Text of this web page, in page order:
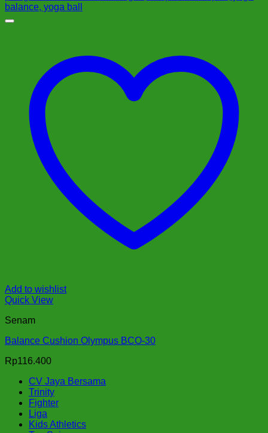
Add to wishlist
Quick View
Senam
Balance Cushion Olympus BCO-30
Rp116.400
CV Jaya Bersama
Trinity
Fighter
Liga
Kids Athletics